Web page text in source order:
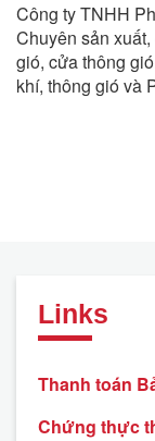
Công ty TNHH
Chuyên sản
gió, cửa thông
khí, thông gió và
Links
Thanh toán
Chứng thực